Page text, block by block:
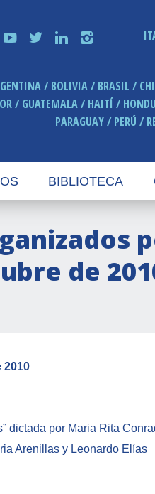
y t n i
BOLIVIA BRASIL
GUATEMALA HAITÍ
PARAGUAY
PERÚ
BIBLIOTECA
de
2010
dictada por Maria Rita
Arenillas y Leonardo Elías